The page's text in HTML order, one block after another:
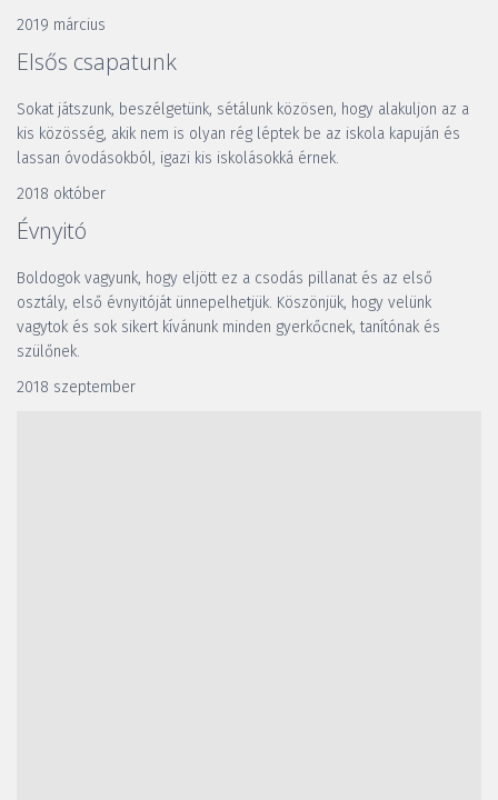
2019 március
Elsős csapatunk
Sokat játszunk, beszélgetünk, sétálunk közösen, hogy alakuljon az a
kis közösség, akik nem is olyan rég léptek be az iskola kapuján és
lassan óvodásokból, igazi kis iskolásokká érnek.
2018 október
Évnyitó
Boldogok vagyunk, hogy eljött ez a csodás pillanat és az első
osztály, első évnyitóját ünnepelhetjük. Köszönjük, hogy velünk
vagytok és sok sikert kívánunk minden gyerkőcnek, tanítónak és
szülőnek.
2018 szeptember